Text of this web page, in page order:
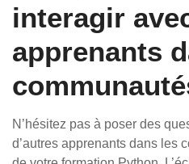
interagir
apprenants
N’hésitez pas à poser des
d’autres apprenants dans les